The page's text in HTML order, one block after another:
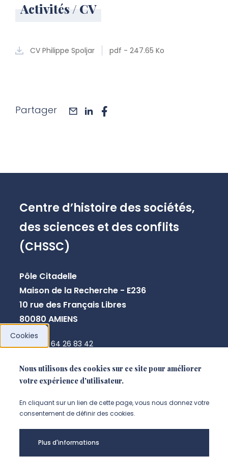
Activités / CV
CV Philippe Spoljar pdf - 247.65 Ko
Partager maillinkedin
Centre d’histoire des sociétés,
des sciences et des conflits
(CHSSC)
Pôle Citadelle
Maison de la Recherche - E236
10 rue des Français Libres
80080 AMIENS
+33 3 64 26 83 42
NOUS CONTACTER
Cookies
Nous utilisons des cookies sur ce site pour améliorer
votre expérience d'utilisateur.
En cliquant sur un lien de cette page, vous nous donnez votre
consentement de définir des cookies.
Plus d'informations